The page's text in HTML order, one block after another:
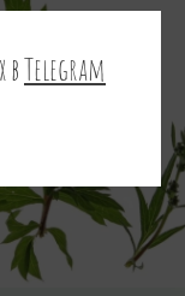
вTelegram